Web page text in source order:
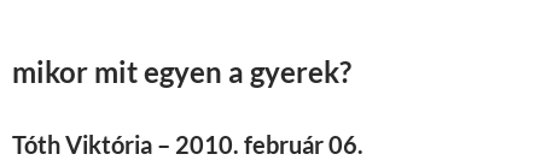
mikor mit egyen a gyerek?
Tóth Viktória – 2010. február 06.